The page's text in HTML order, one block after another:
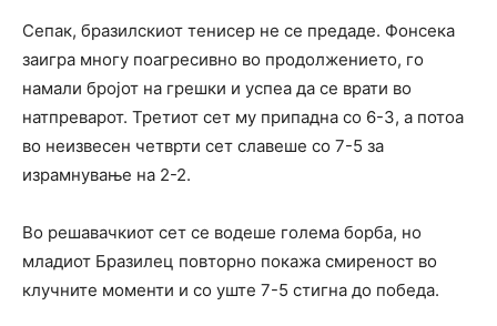
Сепак, бразилскиот тенисер не се предаде. Фонсека
заигра многу поагресивно во продолжението, го
намали бројот на грешки и успеа да се врати во
натпреварот. Третиот сет му припадна со 6-3, а потоа
во неизвесен четврти сет славеше со 7-5 за
израмнување на 2-2.
Во решавачкиот сет се водеше голема борба, но
младиот Бразилец повторно покажа смиреност во
клучните моменти и со уште 7-5 стигна до победа.